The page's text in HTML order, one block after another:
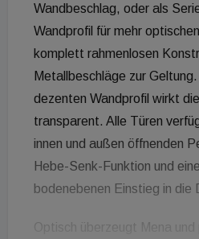
Wandbeschlag, oder als
Wandprofil für mehr
komplett rahmenlosen
Metallbeschläge zur
dezenten Wandprofil wirkt
transparent. Alle Türen
innen und außen öffnenden
Hebe-Senk-Funktion und
bodenebenen Einstieg in die
Optisch überzeugt Mena und